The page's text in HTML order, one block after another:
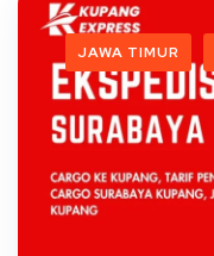
JAWA TIMUR